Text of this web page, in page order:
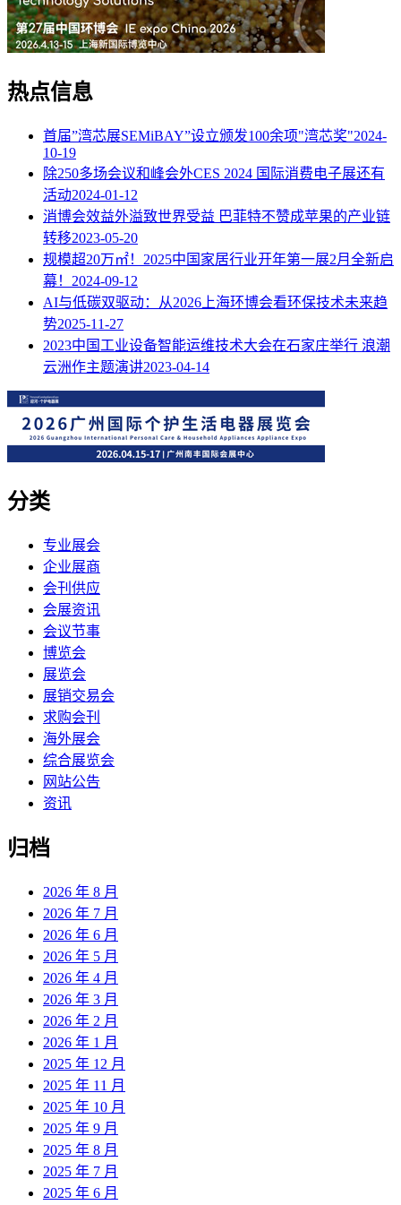
热点信息
首届”湾芯展SEMiBAY”设立颁发100余项"湾芯奖"2024-
10-19
除250多场会议和峰会外CES 2024 国际消费电子展还有
活动2024-01-12
消博会效益外溢致世界受益 巴菲特不赞成苹果的产业链
转移2023-05-20
规模超20万㎡！2025中国家居行业开年第一展2月全新启
幕！ 2024-09-12
AI与低碳双驱动：从2026上海环博会看环保技术未来趋
势2025-11-27
2023中国工业设备智能运维技术大会在石家庄举行 浪潮
云洲作主题演讲2023-04-14
分类
专业展会
企业展商
会刊供应
会展资讯
会议节事
博览会
展览会
展销交易会
求购会刊
海外展会
综合展览会
网站公告
资讯
归档
2026 年 8 月
2026 年 7 月
2026 年 6 月
2026 年 5 月
2026 年 4 月
2026 年 3 月
2026 年 2 月
2026 年 1 月
2025 年 12 月
2025 年 11 月
2025 年 10 月
2025 年 9 月
2025 年 8 月
2025 年 7 月
2025 年 6 月